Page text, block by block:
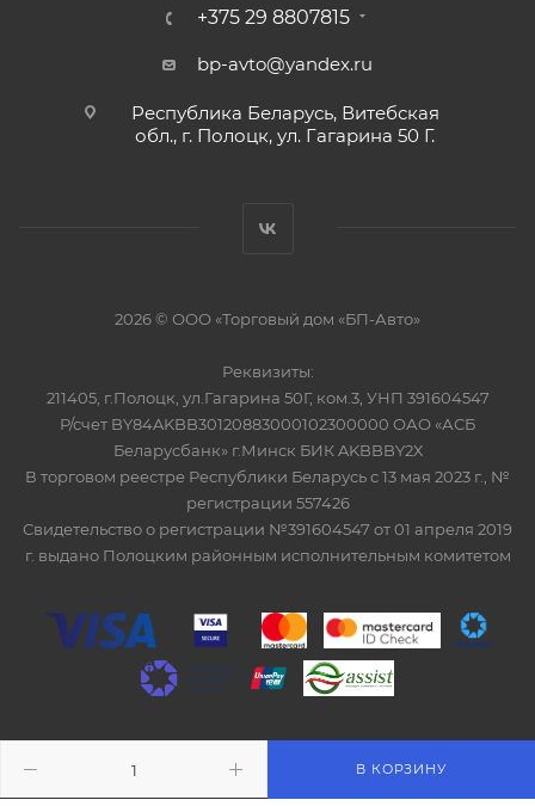
В КОРЗИНУ
+375 29 8807815
bp-avto@yandex.ru
Республика Беларусь, Витебская
обл., г. Полоцк, ул. Гагарина 50 Г.
2026 © ООО «Торговый дом «БП-Авто»
Реквизиты:
211405, г.Полоцк, ул.Гагарина 50Г, ком.3, УНП 391604547
Р/счет BY84AKBB30120883000102300000 ОАО «АСБ
Беларусбанк» г.Минск БИК AKBBBY2Х
В торговом реестре Республики Беларусь с 13 мая 2023 г., №
регистрации 557426
Свидетельство о регистрации №391604547 от 01 апреля 2019
г. выдано Полоцким районным исполнительным комитетом